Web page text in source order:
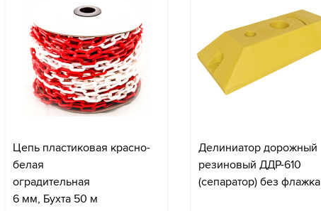
Цепь пластиковая красно-
белая
оградительная
6 мм, Бухта 50 м
Делиниатор дорожный
резиновый ДДР-610
(сепаратор) без флажка